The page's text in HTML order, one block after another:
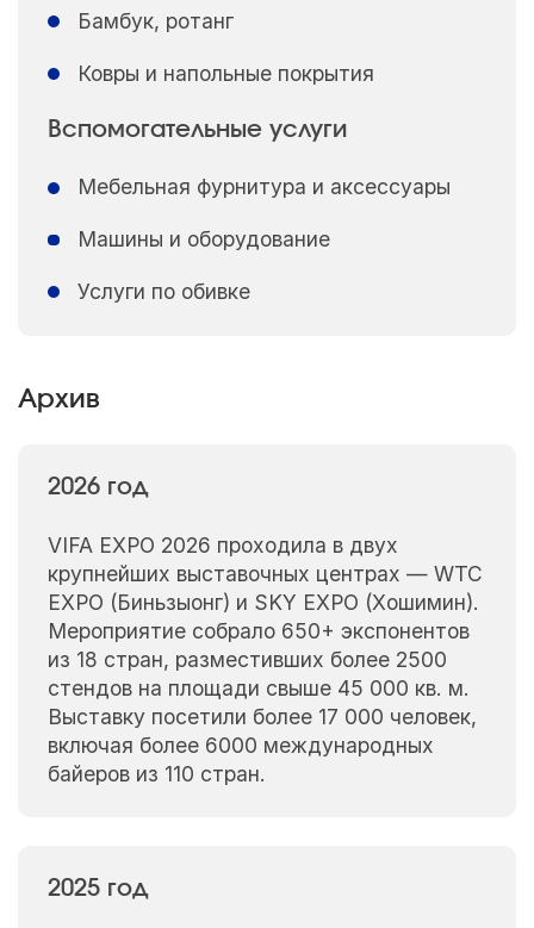
Бамбук, ротанг
Ковры и напольные покрытия
Вспомогательные услуги
Мебельная фурнитура и аксессуары
Машины и оборудование
Услуги по обивке
Архив
2026 год
VIFA EXPO 2026 проходила в двух
крупнейших выставочных центрах — WTC
EXPO (Биньзыонг) и SKY EXPO (Хошимин).
Мероприятие собрало 650+ экспонентов
из 18 стран, разместивших более 2500
стендов на площади свыше 45 000 кв. м.
Выставку посетили более 17 000 человек,
включая более 6000 международных
байеров из 110 стран.
2025 год